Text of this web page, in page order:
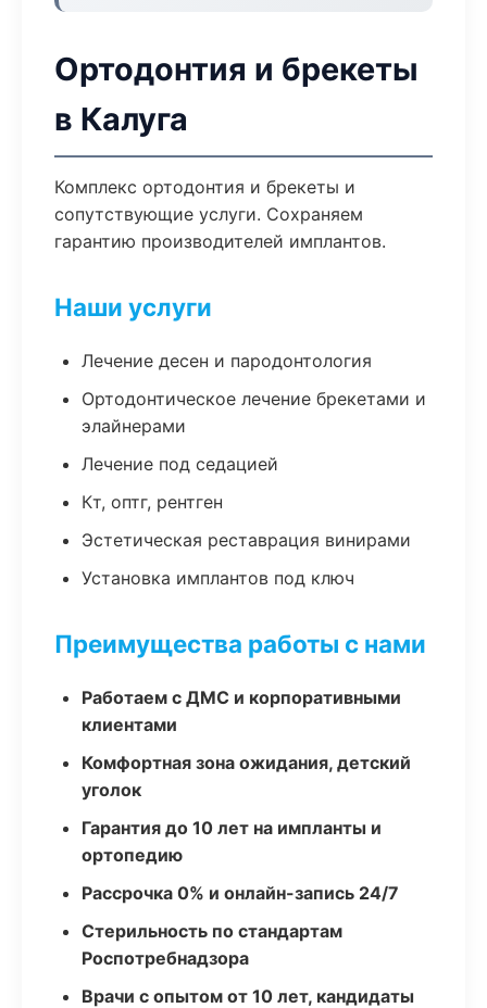
Ортодонтия и брекеты
в Калуга
Комплекс ортодонтия и брекеты и
сопутствующие услуги. Сохраняем
гарантию производителей имплантов.
Наши услуги
Лечение десен и пародонтология
Ортодонтическое лечение брекетами и
элайнерами
Лечение под седацией
Кт, оптг, рентген
Эстетическая реставрация винирами
Установка имплантов под ключ
Преимущества работы с нами
Работаем с ДМС и корпоративными
клиентами
Комфортная зона ожидания, детский
уголок
Гарантия до 10 лет на импланты и
ортопедию
Рассрочка 0% и онлайн-запись 24/7
Стерильность по стандартам
Роспотребнадзора
Врачи с опытом от 10 лет, кандидаты